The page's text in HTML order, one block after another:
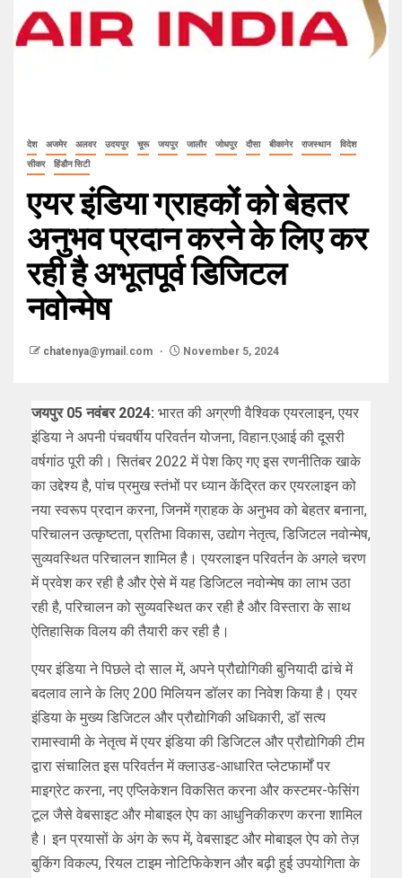
देश अजमेर अलवर उदयपुर चूरू जयपुर जालौर जोधपुर दौसा बीकानेर राजस्थान
विदेश
सीकर
हिंडौन सिटी
एयर इंडिया ग्राहकों को बेहतर
अनुभव प्रदान करने के लिए कर
रही है अभूतपूर्व डिजिटल
नवोन्मेष
chatenya@ymail.com November 5, 2024
जयपुर 05 नवंबर 2024: भारत की अग्रणी वैश्विक एयरलाइन, एयर
इंडिया ने अपनी पंचवर्षीय परिवर्तन योजना, विहान.एआई की दूसरी
वर्षगांठ पूरी की। सितंबर 2022 में पेश किए गए इस रणनीतिक खाके
का उद्देश्य है, पांच प्रमुख स्तंभों पर ध्यान केंद्रित कर एयरलाइन को
नया स्वरूप प्रदान करना, जिनमें ग्राहक के अनुभव को बेहतर बनाना,
परिचालन उत्कृष्टता, प्रतिभा विकास, उद्योग नेतृत्व, डिजिटल नवोन्मेष,
सुव्यवस्थित परिचालन शामिल है। एयरलाइन परिवर्तन के अगले चरण
में प्रवेश कर रही है और ऐसे में यह डिजिटल नवोन्मेष का लाभ उठा
रही है, परिचालन को सुव्यवस्थित कर रही है और विस्तारा के साथ
ऐतिहासिक विलय की तैयारी कर रही है।
एयर इंडिया ने पिछले दो साल में, अपने प्रौद्योगिकी बुनियादी ढांचे में
बदलाव लाने के लिए 200 मिलियन डॉलर का निवेश किया है। एयर
इंडिया के मुख्य डिजिटल और प्रौद्योगिकी अधिकारी, डॉ सत्य
रामास्वामी के नेतृत्व में एयर इंडिया की डिजिटल और प्रौद्योगिकी टीम
द्वारा संचालित इस परिवर्तन में क्लाउड-आधारित प्लेटफार्मों पर
माइग्रेट करना, नए एप्लिकेशन विकसित करना और कस्टमर-फेसिंग
टूल जैसे वेबसाइट और मोबाइल ऐप का आधुनिकीकरण करना शामिल
है। इन प्रयासों के अंग के रूप में, वेबसाइट और मोबाइल ऐप को तेज़
बुकिंग विकल्प, रियल टाइम नोटिफिकेशन और बढ़ी हुई उपयोगिता के